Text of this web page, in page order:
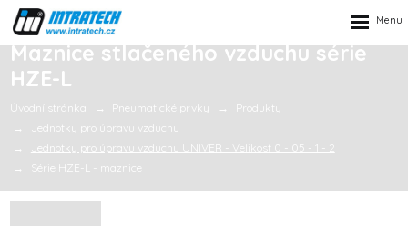
Maznice stlačeného vzduchu série
HZE-L
Úvodní stránka Pneumatické prvky
Produkty
Jednotky pro úpravu vzduchu
Jednotky pro úpravu vzduchu UNIVER - Velikost 0 - 05 - 1 - 2
Série HZE-L - maznice